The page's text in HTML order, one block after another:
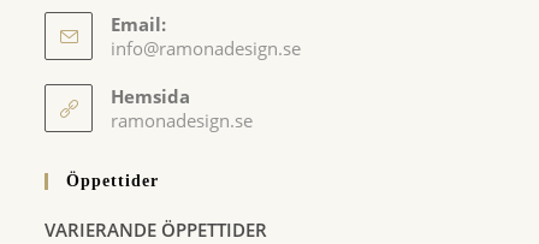
Email:
info@ramonadesign.seOpens
Hemsida
ramonadesign.se
Öppettider
VARIERANDE ÖPPETTIDER